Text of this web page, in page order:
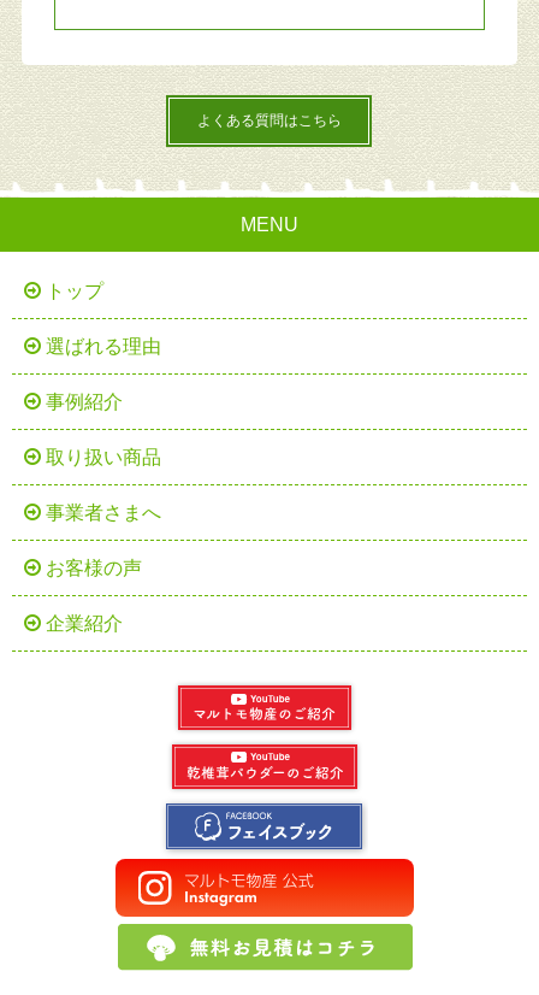
よくある質問はこちら
MENU
トップ
選ばれる理由
事例紹介
取り扱い商品
事業者さまへ
お客様の声
企業紹介